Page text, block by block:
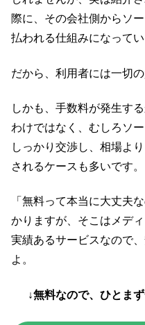
際に、その会社側からソ
払われる仕組みになってい
だから、利用者には一切
しかも、手数料が発生す
わけではなく、むしろソ
しっかり交渉し、相場よ
されるケースも多いです。
「無料って本当に大丈夫
かりますが、そこはメデ
実績あるサービスなので
よ。
↓無料なので、ひとま